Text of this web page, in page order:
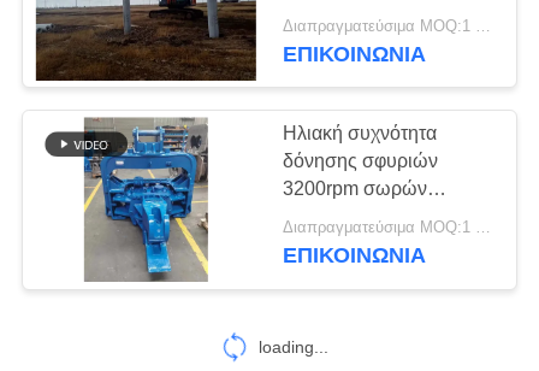
Συγκεκριμένος Drive
εξοπλισμός σωρών
30
Οδηγός σωρός
54
συσσωρεύει το
τράβηγμα
Διαπραγματεύσιμα MOQ:1 σύνολο
ΕΠΙΚΟΙΝΩΝΙΑ
Ηλιακή συχνότητα
δόνησης σφυριών
3200rpm σωρών
κατασκευής
συγκεκριμένη
Διαπραγματεύσιμα MOQ:1 σύνολο
ΕΠΙΚΟΙΝΩΝΙΑ
loading...